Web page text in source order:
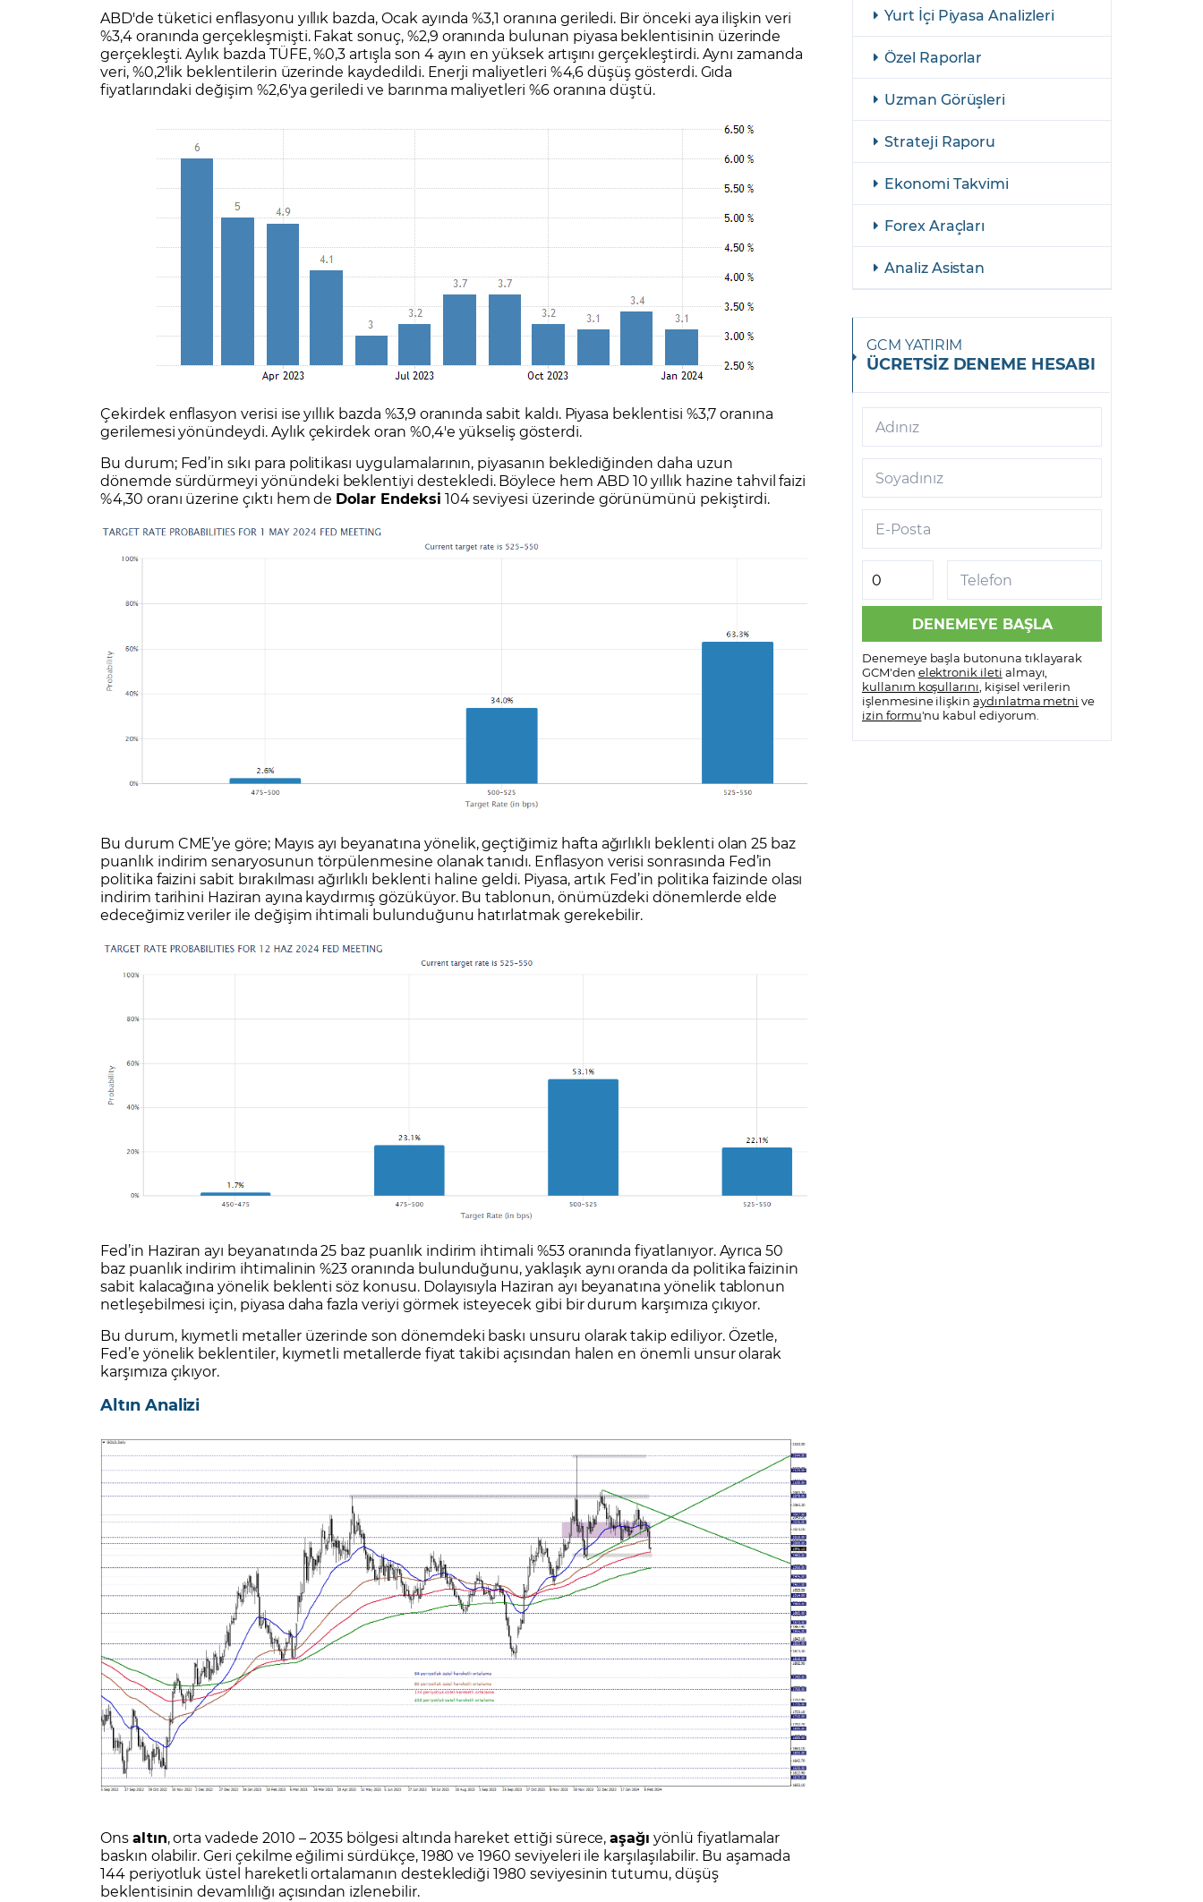
Yasal Bildirimler
Borsa Nedir Model Portföy Sorularla Borsa Borsa İşlem Koşulları Canlı Fiyat
İŞLEM PLATFORMLARI
GCM Trader Eğitim Videoları GCM MT4 Eğitim Videoları GCM MT5 Eğitim Videoları GCM Borsa Trader Eğitim Videoları
Sorularla Borsa Finans Sözlüğü Eğitim Kitapları Finansal Okur Yazarlık
Yurt Dışı Bilanço Takvimi Yurt İçi Bilanço Takvimi Ekonomik Takvim Analiz Asistan
Yasal Bildirimler Para Güvenliği ve Transferi Sıkça Sorulan Sorular Site Haritası
ABD'de tüketici enflasyonu yıllık bazda, Ocak ayında %3,1 oranına geriledi. Bir önceki aya ilişkin veri
%3,4 oranında gerçekleşmişti. Fakat sonuç, %2,9 oranında bulunan piyasa beklentisinin üzerinde
gerçekleşti. Aylık bazda TÜFE, %0,3 artışla son 4 ayın en yüksek artışını gerçekleştirdi. Aynı zamanda
veri, %0,2'lik beklentilerin üzerinde kaydedildi. Enerji maliyetleri %4,6 düşüş gösterdi. Gıda
fiyatlarındaki değişim %2,6'ya geriledi ve barınma maliyetleri %6 oranına düştü.
Çekirdek enflasyon verisi ise yıllık bazda %3,9 oranında sabit kaldı. Piyasa beklentisi %3,7 oranına
gerilemesi yönündeydi. Aylık çekirdek oran %0,4'e yükseliş gösterdi.
Bu durum; Fed’in sıkı para politikası uygulamalarının, piyasanın beklediğinden daha uzun
dönemde sürdürmeyi yönündeki beklentiyi destekledi. Böylece hem ABD 10 yıllık hazine tahvil faizi
%4,30 oranı üzerine çıktı hem de Dolar Endeksi 104 seviyesi üzerinde görünümünü pekiştirdi.
Bu durum CME’ye göre; Mayıs ayı beyanatına yönelik, geçtiğimiz hafta ağırlıklı beklenti olan 25 baz
puanlık indirim senaryosunun törpülenmesine olanak tanıdı. Enflasyon verisi sonrasında Fed’in
politika faizini sabit bırakılması ağırlıklı beklenti haline geldi. Piyasa, artık Fed’in politika faizinde olası
indirim tarihini Haziran ayına kaydırmış gözüküyor. Bu tablonun, önümüzdeki dönemlerde elde
edeceğimiz veriler ile değişim ihtimali bulunduğunu hatırlatmak gerekebilir.
Fed’in Haziran ayı beyanatında 25 baz puanlık indirim ihtimali %53 oranında fiyatlanıyor. Ayrıca 50
baz puanlık indirim ihtimalinin %23 oranında bulunduğunu, yaklaşık aynı oranda da politika faizinin
sabit kalacağına yönelik beklenti söz konusu. Dolayısıyla Haziran ayı beyanatına yönelik tablonun
netleşebilmesi için, piyasa daha fazla veriyi görmek isteyecek gibi bir durum karşımıza çıkıyor.
Bu durum, kıymetli metaller üzerinde son dönemdeki baskı unsuru olarak takip ediliyor. Özetle,
Fed’e yönelik beklentiler, kıymetli metallerde fiyat takibi açısından halen en önemli unsur olarak
karşımıza çıkıyor.
Altın Analizi
Onsaltın, orta vadede 2010 – 2035 bölgesi altında hareket ettiği sürece,aşağı yönlü fiyatlamalar
baskın olabilir. Geri çekilme eğilimi sürdükçe, 1980 ve 1960 seviyeleri ile karşılaşılabilir. Bu aşamada
144 periyotluk üstel hareketli ortalamanın desteklediği 1980 seviyesinin tutumu, düşüş
beklentisinin devamlılığı açısından izlenebilir.
Yurt İçi Piyasa Analizleri
Özel Raporlar
Uzman Görüşleri
Strateji Raporu
Ekonomi Takvimi
Forex Araçları
Analiz Asistan
GCM YATIRIM
ÜCRETSİZ DENEME HESABI
Adınız
Soyadınız
E-Posta
Telefon
Denemeye başla butonuna tıklayarak
GCM'den elektronik ileti almayı,
kullanım koşullarını , kişisel verilerin
işlenmesine ilişkin aydınlatma metni ve
izin formu'nu kabul ediyorum.